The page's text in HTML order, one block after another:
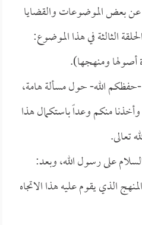
عن بعض الموضوعات والقضايا
الثالثة في هذا الموضوع:
أصولها ومنهجها).
-حفظكم الله- حول مسألة هامة،
منكم وعداً باستكمال هذا
تعالى.
على رسول الله، وبعد:
الذي يقوم عليه هذا الاتجاه